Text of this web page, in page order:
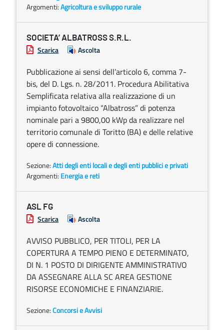
Argomenti:Agricoltura e sviluppo rurale
SOCIETA’ ALBATROSS S.R.L.
Scarica Ascolta
Pubblicazione ai sensi dell’articolo 6, comma 7-
bis, del D. Lgs. n. 28/2011. Procedura Abilitativa
Semplificata relativa alla realizzazione di un
impianto fotovoltaico “Albatross” di potenza
nominale pari a 9800,00 kWp da realizzare nel
territorio comunale di Toritto (BA) e delle relative
opere di connessione.
Sezione:Atti degli enti locali e degli enti pubblici e privati
Argomenti: Energia e reti
ASL FG
Scarica Ascolta
AVVISO PUBBLICO, PER TITOLI, PER LA
COPERTURA A TEMPO PIENO E DETERMINATO,
DI N. 1 POSTO DI DIRIGENTE AMMINISTRATIVO
DA ASSEGNARE ALLA SC AREA GESTIONE
RISORSE ECONOMICHE E FINANZIARIE.
Sezione:Concorsi e Avvisi